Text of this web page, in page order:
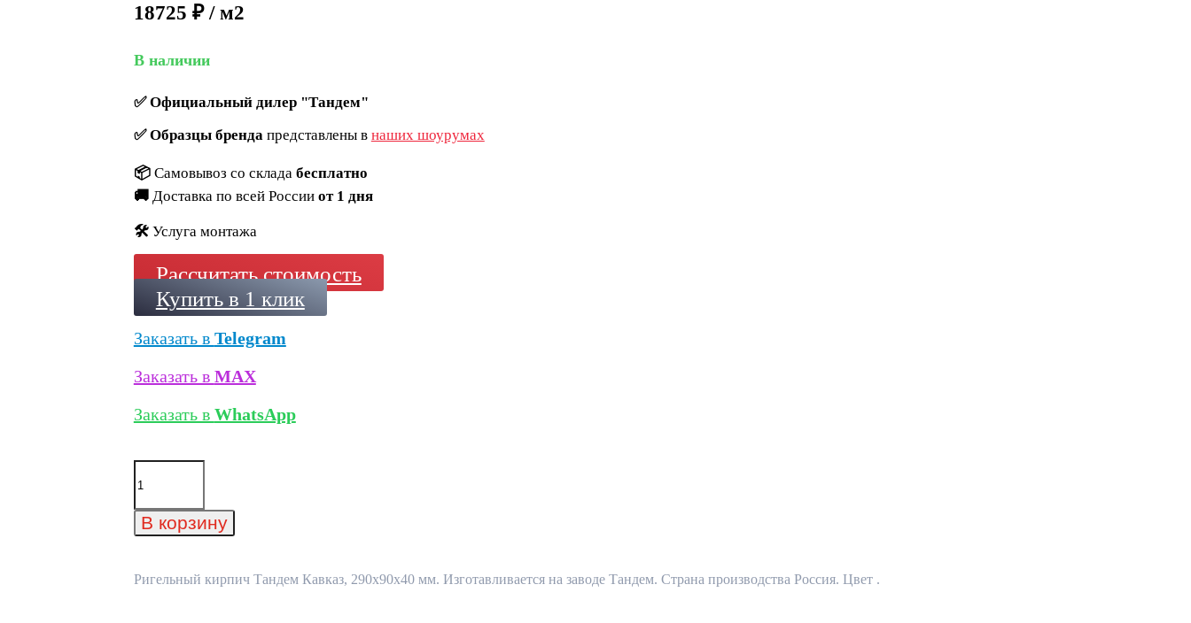
18725 ₽ / м2
В наличии
✅Официальный дилер "Тандем"
✅Образцы брендапредставлены в наших шоурумах
📦 Самовывоз со склада бесплатно
🚚 Доставка по всей России от 1 дня
🛠️ Услуга монтажа
Рассчитать стоимость
Купить в 1 клик
Заказать в Telegram
Заказать в MAX
Заказать в WhatsApp
Количество
товара
кирпич
Тандем
мм
В корзину
Ригельный кирпич Тандем Кавказ, 290x90x40 мм. Изготавливается на заводе Тандем. Страна производства Россия. Цвет .